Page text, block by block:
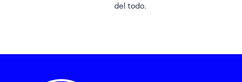
del todo.